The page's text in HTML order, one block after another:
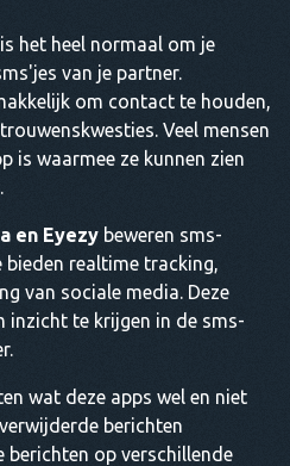
het heel normaal om je
van je partner.
om contact te houden,
Veel mensen
is waarmee ze kunnen zien
en Eyezy beweren sms-
bieden realtime tracking,
van sociale media. Deze
inzicht te krijgen in de sms-
wat deze apps wel en niet
berichten
berichten op verschillende